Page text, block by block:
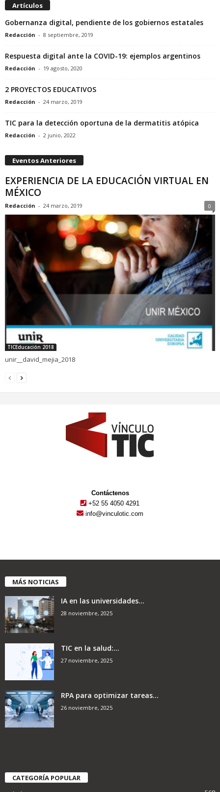
Artículos
Gobernanza digital, pendiente de los gobiernos estatales
Redacción - 8 septiembre, 2019
Respuesta digital ante la COVID-19: ejemplos argentinos
Redacción - 19 agosto, 2020
2 PROYECTOS EDUCATIVOS
Redacción - 24 marzo, 2019
TIC para la detección oportuna de la dermatitis atópica
Redacción - 2 junio, 2022
Eventos Anteriores
EXPERIENCIA DE LA EDUCACIÓN VIRTUAL EN
MÉXICO
Redacción - 24 marzo, 2019 0
TICEducación 2018
unir__david_mejia_2018
Contáctenos
+52 55 4050 4291
info@vinculotic.com
MÁS NOTICIAS
IA en las universidades...
28 noviembre, 2025
TIC en la salud:...
27 noviembre, 2025
RPA para optimizar tareas...
26 noviembre, 2025
CATEGORÍA POPULAR